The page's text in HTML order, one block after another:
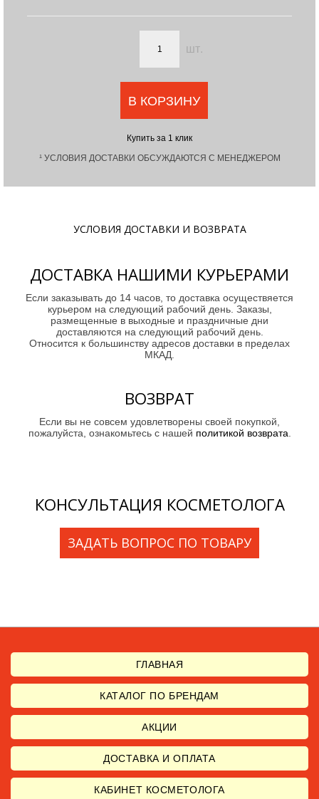
шт.
В КОРЗИНУ
Купить за 1 клик
¹ УСЛОВИЯ ДОСТАВКИ ОБСУЖДАЮТСЯ С МЕНЕДЖЕРОМ
УСЛОВИЯ ДОСТАВКИ И ВОЗВРАТА
ДОСТАВКА НАШИМИ КУРЬЕРАМИ
Если заказывать до 14 часов, то доставка осуществяется
курьером на следующий рабочий день. Заказы,
размещенные в выходные и праздничные дни
доставляются на следующий рабочий день.
Относится к большинству адресов доставки в пределах
МКАД.
ВОЗВРАТ
Если вы не совсем удовлетворены своей покупкой,
пожалуйста, ознакомьтесь с нашей политикой возврата
КОНСУЛЬТАЦИЯ КОСМЕТОЛОГА
ЗАДАТЬ ВОПРОС ПО ТОВАРУ
ГЛАВНАЯ
КАТАЛОГ ПО БРЕНДАМ
АКЦИИ
ДОСТАВКА И ОПЛАТА
КАБИНЕТ КОСМЕТОЛОГА